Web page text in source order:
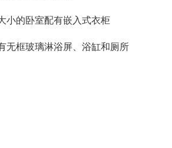
小的卧室配有嵌入式衣柜
无框玻璃淋浴屏、浴缸和厕所